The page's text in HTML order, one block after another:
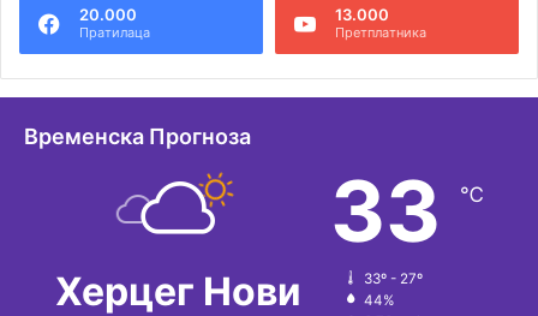
20.000
Пратилаца
13.000
Претплатника
Временска Прогноза
Херцег Нови
33 ℃
33º - 27º
44%